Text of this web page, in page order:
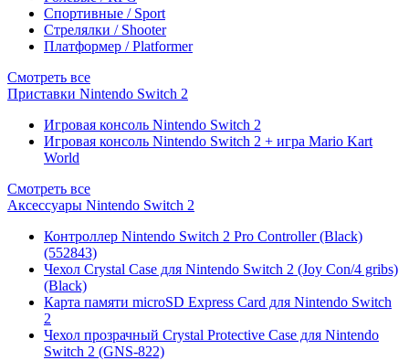
Спортивные / Sport
Стрелялки / Shooter
Платформер / Platformer
Смотреть все
Приставки Nintendo Switch 2
Игровая консоль Nintendo Switch 2
Игровая консоль Nintendo Switch 2 + игра Mario Kart
World
Смотреть все
Аксессуары Nintendo Switch 2
Контроллер Nintendo Switch 2 Pro Controller (Black)
(552843)
Чехол Сrystal Сase для Nintendo Switch 2 (Joy Con/4 gribs)
(Black)
Карта памяти microSD Express Card для Nintendo Switch
2
Чехол прозрачный Crystal Protective Case для Nintendo
Switch 2 (GNS-822)